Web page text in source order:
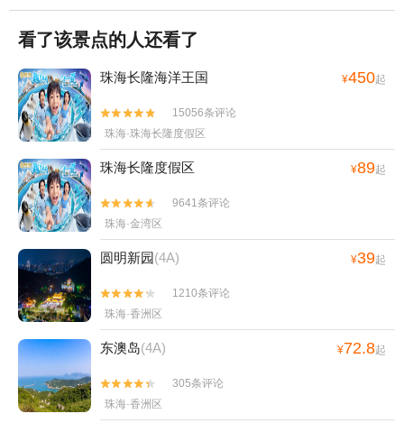
看了该景点的人还看了
珠海长隆海洋王国 ¥450起


15056条评论
珠海·珠海长隆度假区
珠海长隆度假区 ¥89起


9641条评论
珠海·金湾区
圆明新园(4A) ¥39起


1210条评论
珠海·香洲区
东澳岛(4A) ¥72.8起


305条评论
珠海·香洲区